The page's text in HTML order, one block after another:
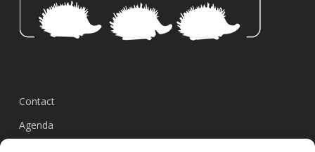
Contact
Agenda